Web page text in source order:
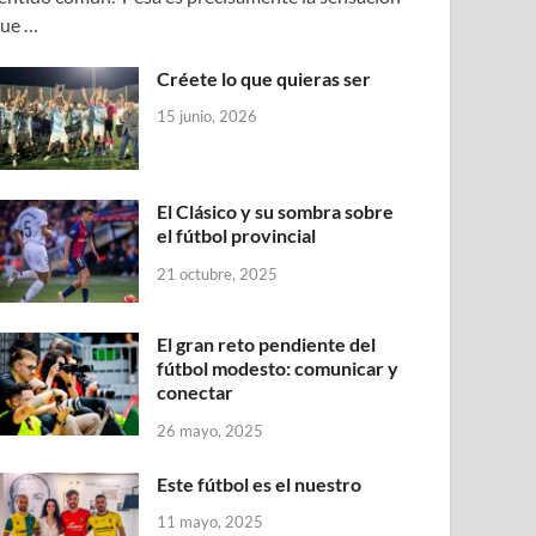
…
Créete lo que quieras ser
15 junio, 2026
El Clásico y su sombra sobre
el fútbol provincial
21 octubre, 2025
El gran reto pendiente del
fútbol modesto: comunicar y
conectar
26 mayo, 2025
Este fútbol es el nuestro
11 mayo, 2025